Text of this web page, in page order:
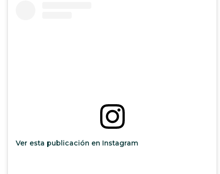
Ver esta publicación en Instagram